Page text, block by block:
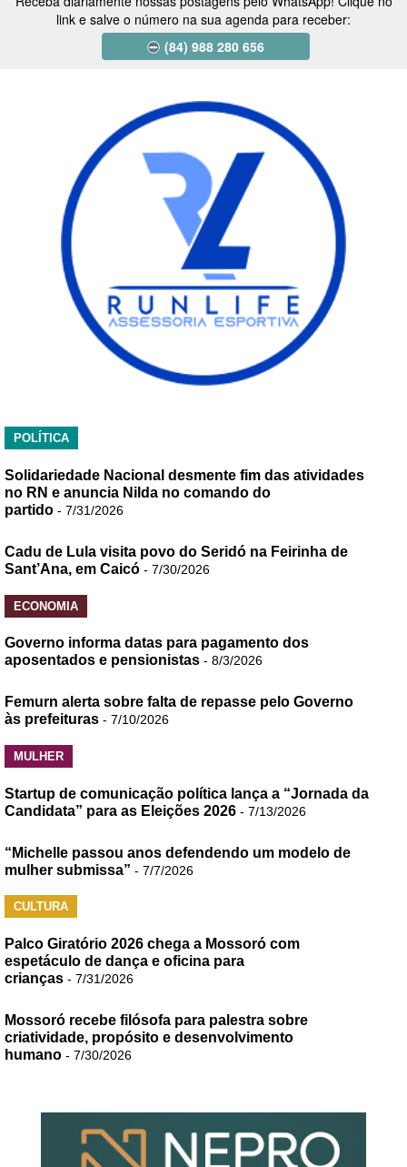
link e salve o número na sua agenda para receber:
(84) 988 280 656
POLÍTICA
Solidariedade Nacional desmente fim das atividades
no RN e anuncia Nilda no comando do
partido - 7/31/2026
Cadu de Lula visita povo do Seridó na Feirinha de
Sant’Ana, em Caicó - 7/30/2026
ECONOMIA
Governo informa datas para pagamento dos
aposentados e pensionistas - 8/3/2026
Femurn alerta sobre falta de repasse pelo Governo
às prefeituras - 7/10/2026
MULHER
Startup de comunicação política lança a “Jornada da
Candidata” para as Eleições 2026 - 7/13/2026
“Michelle passou anos defendendo um modelo de
mulher submissa” - 7/7/2026
CULTURA
Palco Giratório 2026 chega a Mossoró com
espetáculo de dança e oficina para
crianças - 7/31/2026
Mossoró recebe filósofa para palestra sobre
criatividade, propósito e desenvolvimento
humano - 7/30/2026